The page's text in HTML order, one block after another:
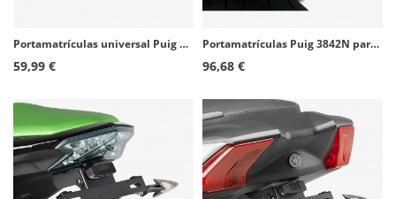
Portamatrículas universal Puig 1539N
59,99 €
Portamatrículas Puig 3842N para Honda CRF1100L Africa Twin (20-26)
96,68 €